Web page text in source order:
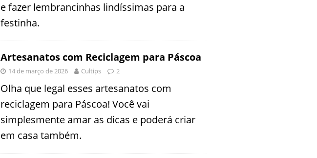
e fazer lembrancinhas lindíssimas para a
festinha.
Artesanatos com Reciclagem para Páscoa
14 de março de 2026 Cultips 2
Olha que legal esses artesanatos com
reciclagem para Páscoa! Você vai
simplesmente amar as dicas e poderá criar
em casa também.